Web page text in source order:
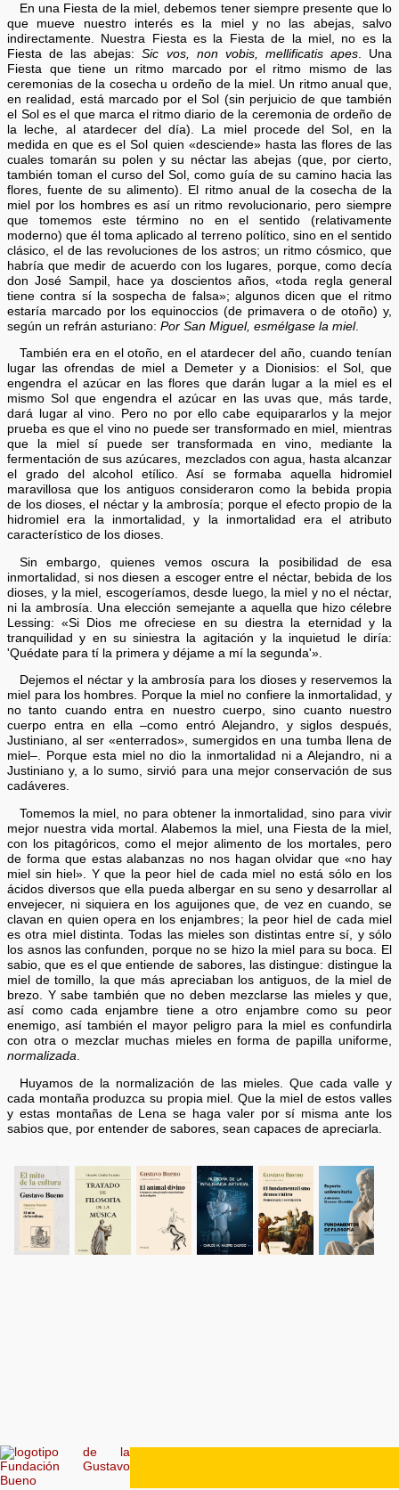
En una Fiesta de la miel, debemos tener siempre presente que lo
que mueve nuestro interés es la miel y no las abejas, salvo
indirectamente. Nuestra Fiesta es la Fiesta de la miel, no es la
Fiesta de las abejas:Sic vos, non vobis, mellificatis apes. Una
Fiesta que tiene un ritmo marcado por el ritmo mismo de las
ceremonias de la cosecha u ordeño de la miel. Un ritmo anual que,
en realidad, está marcado por el Sol (sin perjuicio de que también
el Sol es el que marca el ritmo diario de la ceremonia de ordeño de
la leche, al atardecer del día). La miel procede del Sol, en la
medida en que es el Sol quien «desciende» hasta las flores de las
cuales tomarán su polen y su néctar las abejas (que, por cierto,
también toman el curso del Sol, como guía de su camino hacia las
flores, fuente de su alimento). El ritmo anual de la cosecha de la
miel por los hombres es así un ritmo revolucionario, pero siempre
que tomemos este término no en el sentido (relativamente
moderno) que él toma aplicado al terreno político, sino en el sentido
clásico, el de las revoluciones de los astros; un ritmo cósmico, que
habría que medir de acuerdo con los lugares, porque, como decía
don José Sampil, hace ya doscientos años, «toda regla general
tiene contra sí la sospecha de falsa»; algunos dicen que el ritmo
estaría marcado por los equinoccios (de primavera o de otoño) y,
según un refrán asturiano:Por San Miguel, esmélgase la miel.
También era en el otoño, en el atardecer del año, cuando tenían
lugar las ofrendas de miel a Demeter y a Dionisios: el Sol, que
engendra el azúcar en las flores que darán lugar a la miel es el
mismo Sol que engendra el azúcar en las uvas que, más tarde,
dará lugar al vino. Pero no por ello cabe equipararlos y la mejor
prueba es que el vino no puede ser transformado en miel, mientras
que la miel sí puede ser transformada en vino, mediante la
fermentación de sus azúcares, mezclados con agua, hasta alcanzar
el grado del alcohol etílico. Así se formaba aquella hidromiel
maravillosa que los antiguos consideraron como la bebida propia
de los dioses, el néctar y la ambrosía; porque el efecto propio de la
hidromiel era la inmortalidad, y la inmortalidad era el atributo
característico de los dioses.
Sin embargo, quienes vemos oscura la posibilidad de esa
inmortalidad, si nos diesen a escoger entre el néctar, bebida de los
dioses, y la miel, escogeríamos, desde luego, la miel y no el néctar,
ni la ambrosía. Una elección semejante a aquella que hizo célebre
Lessing: «Si Dios me ofreciese en su diestra la eternidad y la
tranquilidad y en su siniestra la agitación y la inquietud le diría:
'Quédate para tí la primera y déjame a mí la segunda'».
Dejemos el néctar y la ambrosía para los dioses y reservemos la
miel para los hombres. Porque la miel no confiere la inmortalidad, y
no tanto cuando entra en nuestro cuerpo, sino cuanto nuestro
cuerpo entra en ella –como entró Alejandro, y siglos después,
Justiniano, al ser «enterrados», sumergidos en una tumba llena de
miel–. Porque esta miel no dio la inmortalidad ni a Alejandro, ni a
Justiniano y, a lo sumo, sirvió para una mejor conservación de sus
cadáveres.
Tomemos la miel, no para obtener la inmortalidad, sino para vivir
mejor nuestra vida mortal. Alabemos la miel, una Fiesta de la miel,
con los pitagóricos, como el mejor alimento de los mortales, pero
de forma que estas alabanzas no nos hagan olvidar que «no hay
miel sin hiel». Y que la peor hiel de cada miel no está sólo en los
ácidos diversos que ella pueda albergar en su seno y desarrollar al
envejecer, ni siquiera en los aguijones que, de vez en cuando, se
clavan en quien opera en los enjambres; la peor hiel de cada miel
es otra miel distinta. Todas las mieles son distintas entre sí, y sólo
los asnos las confunden, porque no se hizo la miel para su boca. El
sabio, que es el que entiende de sabores, las distingue: distingue la
miel de tomillo, la que más apreciaban los antiguos, de la miel de
brezo. Y sabe también que no deben mezclarse las mieles y que,
así como cada enjambre tiene a otro enjambre como su peor
enemigo, así también el mayor peligro para la miel es confundirla
con otra o mezclar muchas mieles en forma de papilla uniforme,
normalizada
Huyamos de la normalización de las mieles. Que cada valle y
cada montaña produzca su propia miel. Que la miel de estos valles
y estas montañas de Lena se haga valer por sí misma ante los
sabios que, por entender de sabores, sean capaces de apreciarla.